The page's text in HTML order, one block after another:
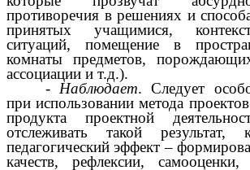
противоречия в решениях и
принятых учащимися,
ситуаций, помещение в
комнаты предметов,
ассоциации и т.д.).
- Наблюдает. Следует
при использовании метода
продукта проектной
отслеживать такой результат,
педагогический эффект –
качеств, рефлексии,